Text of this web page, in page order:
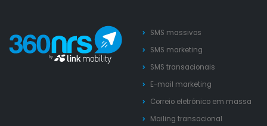
SMS massivos
SMS marketing
SMS transacionais
E-mail marketing
Correio eletrónico em massa
Mailing transacional